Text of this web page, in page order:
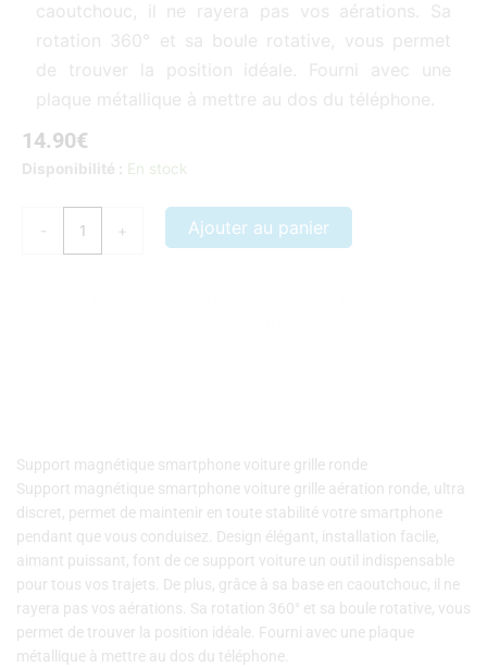
caoutchouc, il ne rayera pas vos aérations. Sa
rotation 360° et sa boule rotative, vous permet
de trouver la position idéale. Fourni avec une
plaque métallique à mettre au dos du téléphone.
14.90€
Disponibilité : En stock
-
quantité
magnétique
+ Ajouter au panier
Support magnétique smartphone voiture grille ronde
Support magnétique smartphone voiture grille aération ronde, ultra
discret, permet de maintenir en toute stabilité votre smartphone
pendant que vous conduisez. Design élégant, installation facile,
aimant puissant, font de ce support voiture un outil indispensable
pour tous vos trajets. De plus, grâce à sa base en caoutchouc, il ne
rayera pas vos aérations. Sa rotation 360° et sa boule rotative, vous
permet de trouver la position idéale. Fourni avec une plaque
métallique à mettre au dos du téléphone.